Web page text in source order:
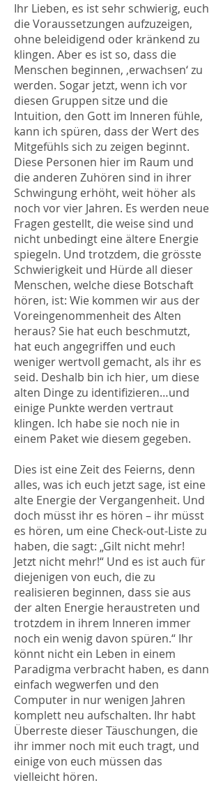
Ihr Lieben, es ist sehr schwierig, euch
die Voraussetzungen aufzuzeigen,
ohne beleidigend oder kränkend zu
klingen. Aber es ist so, dass die
Menschen beginnen, ‚erwachsen‘ zu
werden. Sogar jetzt, wenn ich vor
diesen Gruppen sitze und die
Intuition, den Gott im Inneren fühle,
kann ich spüren, dass der Wert des
Mitgefühls sich zu zeigen beginnt.
Diese Personen hier im Raum und
die anderen Zuhören sind in ihrer
Schwingung erhöht, weit höher als
noch vor vier Jahren. Es werden neue
Fragen gestellt, die weise sind und
nicht unbedingt eine ältere Energie
spiegeln. Und trotzdem, die grösste
Schwierigkeit und Hürde all dieser
Menschen, welche diese Botschaft
hören, ist: Wie kommen wir aus der
Voreingenommenheit des Alten
heraus? Sie hat euch beschmutzt,
hat euch angegriffen und euch
weniger wertvoll gemacht, als ihr es
seid. Deshalb bin ich hier, um diese
alten Dinge zu identifizieren…und
einige Punkte werden vertraut
klingen. Ich habe sie noch nie in
einem Paket wie diesem gegeben.
Dies ist eine Zeit des Feierns, denn
alles, was ich euch jetzt sage, ist eine
alte Energie der Vergangenheit. Und
doch müsst ihr es hören – ihr müsst
es hören, um eine Check-out-Liste zu
haben, die sagt: „Gilt nicht mehr!
Jetzt nicht mehr!“ Und es ist auch für
diejenigen von euch, die zu
realisieren beginnen, dass sie aus
der alten Energie heraustreten und
trotzdem in ihrem Inneren immer
noch ein wenig davon spüren.“ Ihr
könnt nicht ein Leben in einem
Paradigma verbracht haben, es dann
einfach wegwerfen und den
Computer in nur wenigen Jahren
komplett neu aufschalten. Ihr habt
Überreste dieser Täuschungen, die
ihr immer noch mit euch tragt, und
einige von euch müssen das
vielleicht hören.